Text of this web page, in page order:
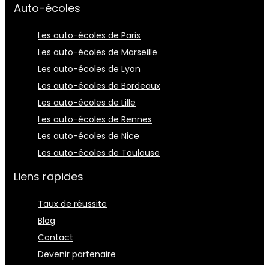
Auto-écoles
Les auto-écoles de Paris
Les auto-écoles de Marseille
Les auto-écoles de Lyon
Les auto-écoles de Bordeaux
Les auto-écoles de Lille
Les auto-écoles de Rennes
Les auto-écoles de Nice
Les auto-écoles de Toulouse
Liens rapides
Taux de réussite
Blog
Contact
Devenir partenaire